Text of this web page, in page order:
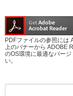
PDFファイルの参照には
上のバナーから ADOBE
のOS環境に最適なバー
い。